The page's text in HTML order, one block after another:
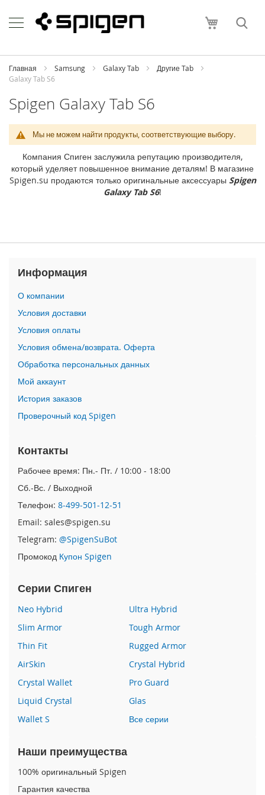
to
Content
Моя
h
o
n
i
P
h
o
e
1
a
i
P
h
o
n
e
1
P
r
i
o
e
A
i
r
i
P
o
e
1
7
i
P
h
o
e
1
P
M
x
Главная Samsung Galaxy Tab
Другие Tab
Galaxy Tab S6
Spigen Galaxy Tab S6
Мы не можем найти продукты, соответствующие выбору.
Компания Спиген заслужила репутацию производителя,
который уделяет повышенное внимание деталям! В магазине
Spigen.su продаются только оригинальные аксессуары Spigen
Galaxy Tab S6!
Информация
О компании
Условия доставки
Условия оплаты
Условия обмена/возврата. Оферта
Обработка персональных данных
Мой аккаунт
История заказов
Проверочный код Spigen
Контакты
Рабочее время: Пн.- Пт. / 10:00 - 18:00
Сб.-Вс. / Выходной
Телефон: 8-499-501-12-51
Email: sales@spigen.su
Telegram: @SpigenSuBot
Промокод Купон Spigen
Серии Спиген
Neo Hybrid
Ultra Hybrid
Slim Armor
Tough Armor
Thin Fit
Rugged Armor
AirSkin
Crystal Hybrid
Crystal Wallet
Pro Guard
Liquid Crystal
Glas
Wallet S
Все серии
Наши преимущества
100% оригинальный Spigen
Гарантия качества